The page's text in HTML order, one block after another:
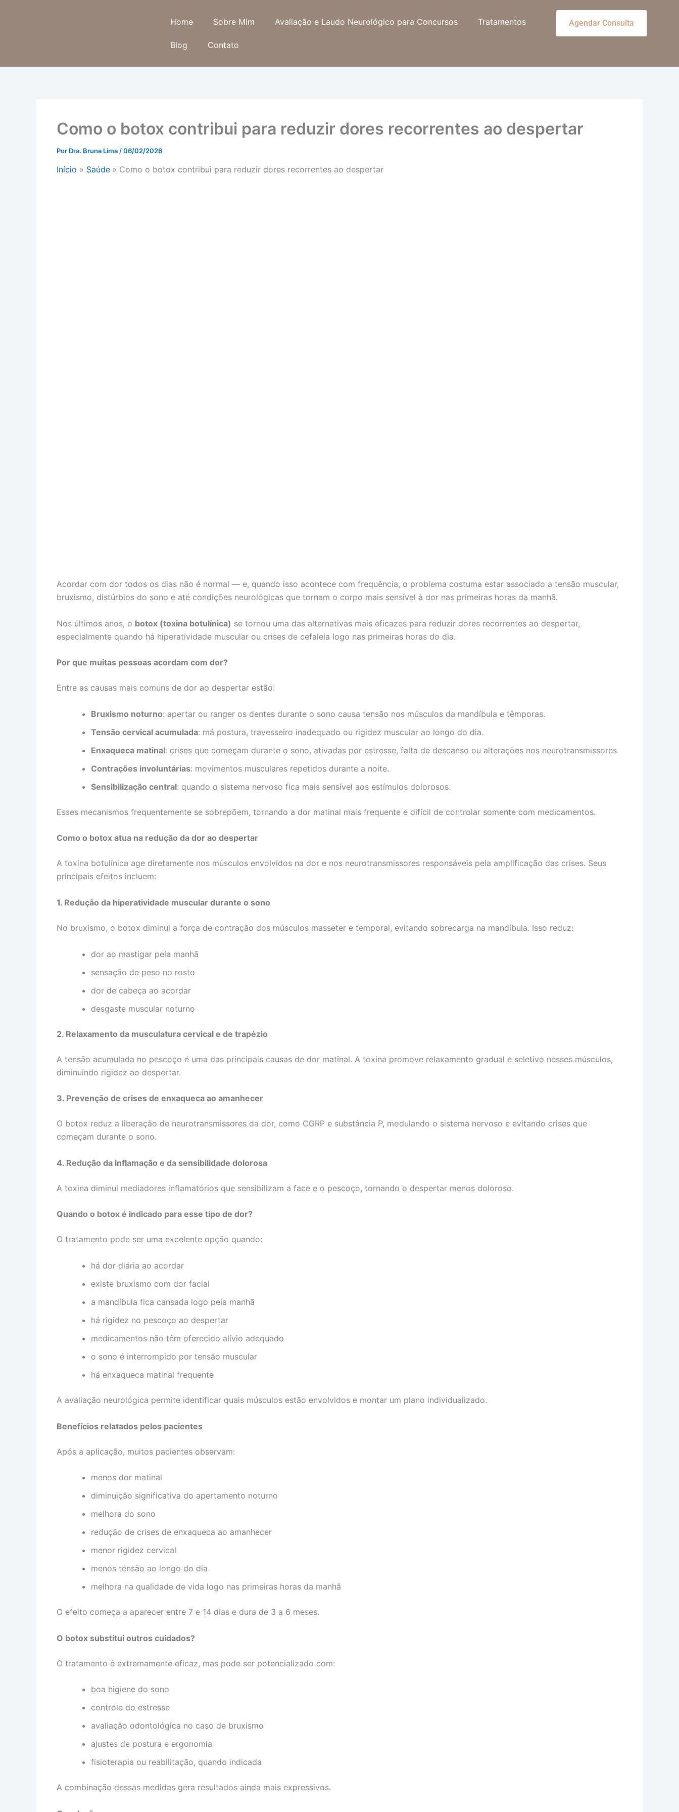
Home Sobre Mim Avaliação e Laudo Neurológico para Concursos Tratamentos
Blog Contato
Agendar Consulta
Como o botox contribui para reduzir dores recorrentes ao despertar
Por Dra. Bruna Lima /06/02/2026
Início Saúde Como o botox contribui para reduzir dores recorrentes ao despertar
Acordar com dor todos os dias não é normal — e, quando isso acontece com frequência, o problema costuma estar associado a tensão muscular,
bruxismo, distúrbios do sono e até condições neurológicas que tornam o corpo mais sensível à dor nas primeiras horas da manhã.
Nos últimos anos, o botox (toxina botulínica) se tornou uma das alternativas mais eficazes para reduzir dores recorrentes ao despertar,
especialmente quando há hiperatividade muscular ou crises de cefaleia logo nas primeiras horas do dia.
Por que muitas pessoas acordam com dor?
Entre as causas mais comuns de dor ao despertar estão:
Bruxismo noturno: apertar ou ranger os dentes durante o sono causa tensão nos músculos da mandíbula e têmporas.
Tensão cervical acumulada: má postura, travesseiro inadequado ou rigidez muscular ao longo do dia.
Enxaqueca matinal: crises que começam durante o sono, ativadas por estresse, falta de descanso ou alterações nos neurotransmissores.
Contrações involuntárias: movimentos musculares repetidos durante a noite.
Sensibilização central: quando o sistema nervoso fica mais sensível aos estímulos dolorosos.
Esses mecanismos frequentemente se sobrepõem, tornando a dor matinal mais frequente e difícil de controlar somente com medicamentos.
Como o botox atua na redução da dor ao despertar
A toxina botulínica age diretamente nos músculos envolvidos na dor e nos neurotransmissores responsáveis pela amplificação das crises. Seus
principais efeitos incluem:
1. Redução da hiperatividade muscular durante o sono
No bruxismo, o botox diminui a força de contração dos músculos masseter e temporal, evitando sobrecarga na mandíbula. Isso reduz:
dor ao mastigar pela manhã
sensação de peso no rosto
dor de cabeça ao acordar
desgaste muscular noturno
2. Relaxamento da musculatura cervical e de trapézio
A tensão acumulada no pescoço é uma das principais causas de dor matinal. A toxina promove relaxamento gradual e seletivo nesses músculos,
diminuindo rigidez ao despertar.
3. Prevenção de crises de enxaqueca ao amanhecer
O botox reduz a liberação de neurotransmissores da dor, como CGRP e substância P, modulando o sistema nervoso e evitando crises que
começam durante o sono.
4. Redução da inflamação e da sensibilidade dolorosa
A toxina diminui mediadores inflamatórios que sensibilizam a face e o pescoço, tornando o despertar menos doloroso.
Quando o botox é indicado para esse tipo de dor?
O tratamento pode ser uma excelente opção quando:
há dor diária ao acordar
existe bruxismo com dor facial
a mandíbula fica cansada logo pela manhã
há rigidez no pescoço ao despertar
medicamentos não têm oferecido alívio adequado
o sono é interrompido por tensão muscular
há enxaqueca matinal frequente
A avaliação neurológica permite identificar quais músculos estão envolvidos e montar um plano individualizado.
Benefícios relatados pelos pacientes
Após a aplicação, muitos pacientes observam:
menos dor matinal
diminuição significativa do apertamento noturno
melhora do sono
redução de crises de enxaqueca ao amanhecer
menor rigidez cervical
menos tensão ao longo do dia
melhora na qualidade de vida logo nas primeiras horas da manhã
O efeito começa a aparecer entre 7 e 14 dias e dura de 3 a 6 meses.
O botox substitui outros cuidados?
O tratamento é extremamente eficaz, mas pode ser potencializado com:
boa higiene do sono
controle do estresse
avaliação odontológica no caso de bruxismo
ajustes de postura e ergonomia
fisioterapia ou reabilitação, quando indicada
A combinação dessas medidas gera resultados ainda mais expressivos.